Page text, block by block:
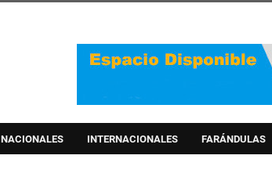
NACIONALES INTERNACIONALES FARÁNDULAS